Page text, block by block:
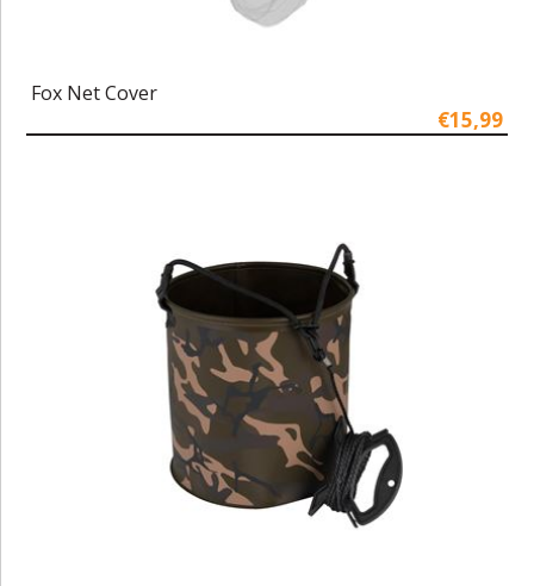
Fox Net Cover
€15,99